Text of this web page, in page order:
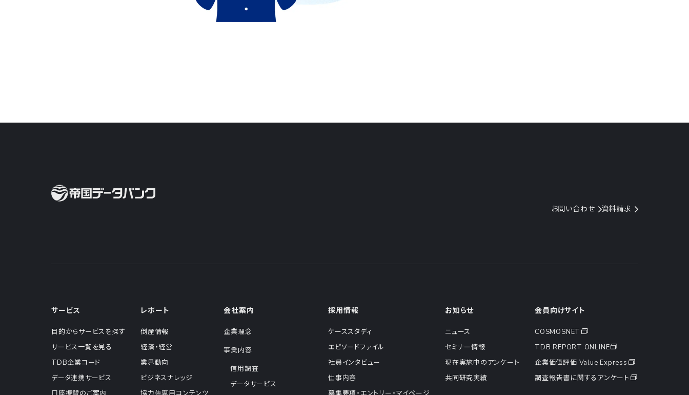
お問い合わせ 資料請求
サービス
目的からサービスを探す
サービス一覧を見る
TDB企業コード
データ連携サービス
レポート
倒産情報
経済・経営
業界動向
ビジネスナレッジ
会社案内
企業理念
事業内容
信用調査
データサービス
採用情報
ケーススタディ
エピソードファイル
社員インタビュー
仕事内容
お知らせ
ニュース
セミナー情報
現在実施中のアンケート
共同研究実績
会員向けサイト
COSMOSNET
TDB REPORT ONLINE
企業価値評価 Value Express
調査報告書に関するアンケート